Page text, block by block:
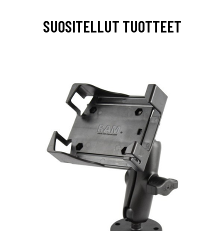
SUOSITELLUT TUOTTEET